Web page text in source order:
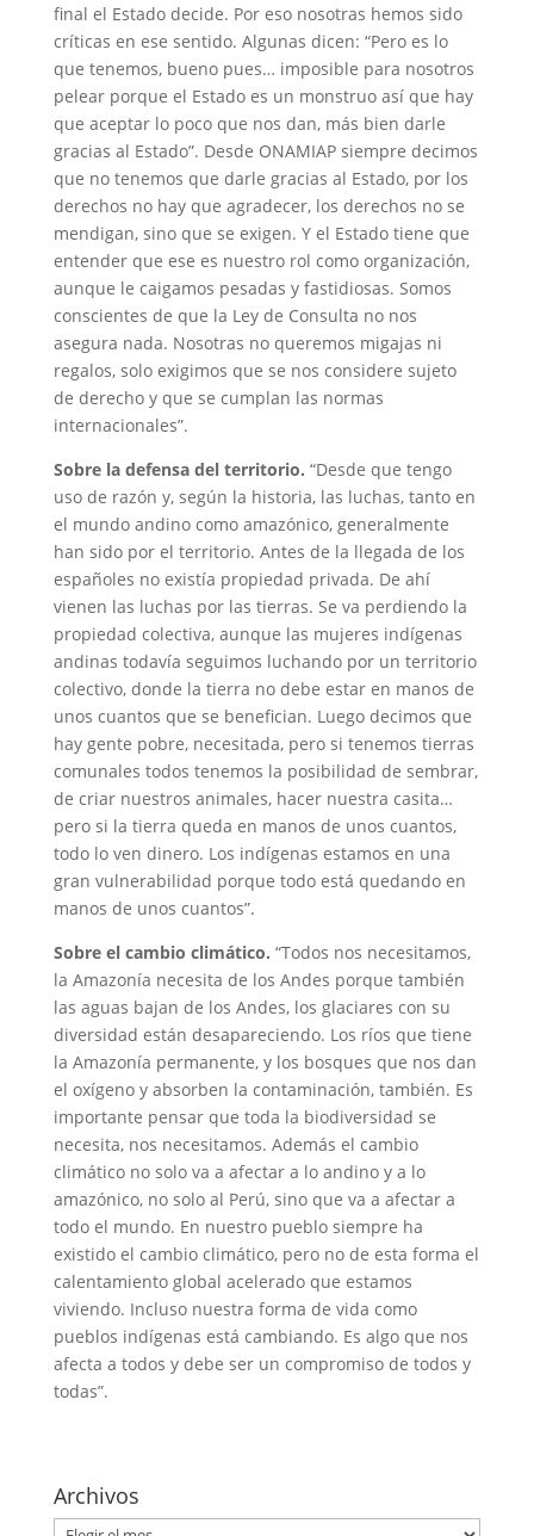
final el Estado decide. Por eso nosotras hemos sido
críticas en ese sentido. Algunas dicen: “Pero es lo
que tenemos, bueno pues… imposible para nosotros
pelear porque el Estado es un monstruo así que hay
que aceptar lo poco que nos dan, más bien darle
gracias al Estado”. Desde ONAMIAP siempre decimos
que no tenemos que darle gracias al Estado, por los
derechos no hay que agradecer, los derechos no se
mendigan, sino que se exigen. Y el Estado tiene que
entender que ese es nuestro rol como organización,
aunque le caigamos pesadas y fastidiosas. Somos
conscientes de que la Ley de Consulta no nos
asegura nada. Nosotras no queremos migajas ni
regalos, solo exigimos que se nos considere sujeto
de derecho y que se cumplan las normas
internacionales”.
Sobre la defensa del territorio. “Desde que tengo
uso de razón y, según la historia, las luchas, tanto en
el mundo andino como amazónico, generalmente
han sido por el territorio. Antes de la llegada de los
españoles no existía propiedad privada. De ahí
vienen las luchas por las tierras. Se va perdiendo la
propiedad colectiva, aunque las mujeres indígenas
andinas todavía seguimos luchando por un territorio
colectivo, donde la tierra no debe estar en manos de
unos cuantos que se benefician. Luego decimos que
hay gente pobre, necesitada, pero si tenemos tierras
comunales todos tenemos la posibilidad de sembrar,
de criar nuestros animales, hacer nuestra casita…
pero si la tierra queda en manos de unos cuantos,
todo lo ven dinero. Los indígenas estamos en una
gran vulnerabilidad porque todo está quedando en
manos de unos cuantos”.
Sobre el cambio climático. “Todos nos necesitamos,
la Amazonía necesita de los Andes porque también
las aguas bajan de los Andes, los glaciares con su
diversidad están desapareciendo. Los ríos que tiene
la Amazonía permanente, y los bosques que nos dan
el oxígeno y absorben la contaminación, también. Es
importante pensar que toda la biodiversidad se
necesita, nos necesitamos. Además el cambio
climático no solo va a afectar a lo andino y a lo
amazónico, no solo al Perú, sino que va a afectar a
todo el mundo. En nuestro pueblo siempre ha
existido el cambio climático, pero no de esta forma el
calentamiento global acelerado que estamos
viviendo. Incluso nuestra forma de vida como
pueblos indígenas está cambiando. Es algo que nos
afecta a todos y debe ser un compromiso de todos y
todas”.
Archivos
Archivos